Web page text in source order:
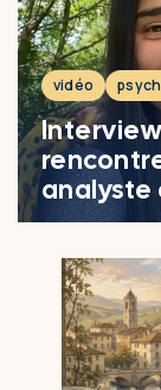
vidéo
analyste